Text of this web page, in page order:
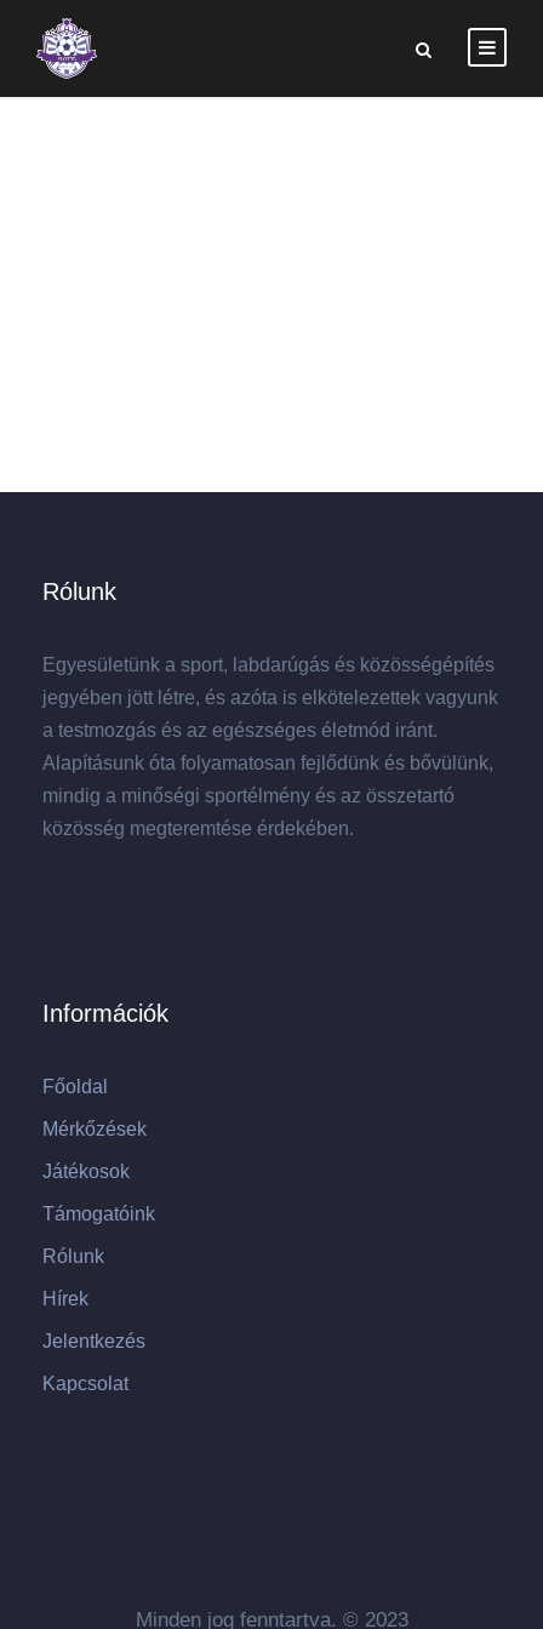
Rólunk
Egyesületünk a sport, labdarúgás és közösségépítés
jegyében jött létre, és azóta is elkötelezettek vagyunk
a testmozgás és az egészséges életmód iránt.
Alapításunk óta folyamatosan fejlődünk és bővülünk,
mindig a minőségi sportélmény és az összetartó
közösség megteremtése érdekében.
Információk
Főoldal
Mérkőzések
Játékosok
Támogatóink
Rólunk
Hírek
Jelentkezés
Kapcsolat
Minden jog fenntartva. © 2023